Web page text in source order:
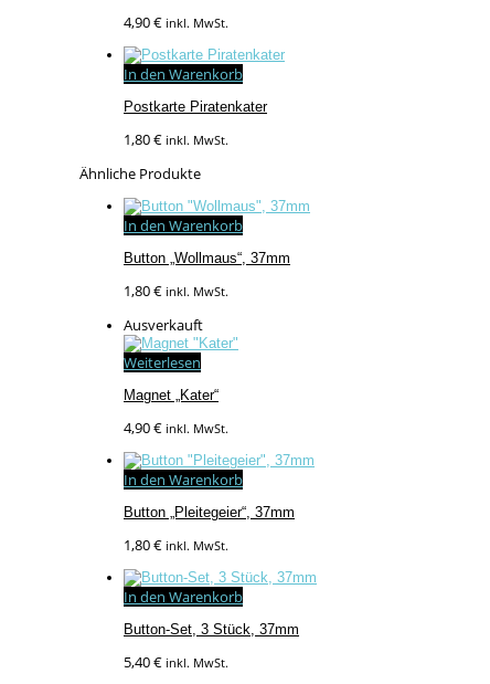
4,90€ inkl. MwSt.
In den Warenkorb
Postkarte Piratenkater
1,80€ inkl. MwSt.
Ähnliche Produkte
In den Warenkorb
Button „Wollmaus“, 37mm
1,80€ inkl. MwSt.
Ausverkauft
Weiterlesen
Magnet „Kater“
4,90€ inkl. MwSt.
In den Warenkorb
Button „Pleitegeier“, 37mm
1,80€ inkl. MwSt.
In den Warenkorb
Button-Set, 3 Stück, 37mm
5,40€ inkl. MwSt.